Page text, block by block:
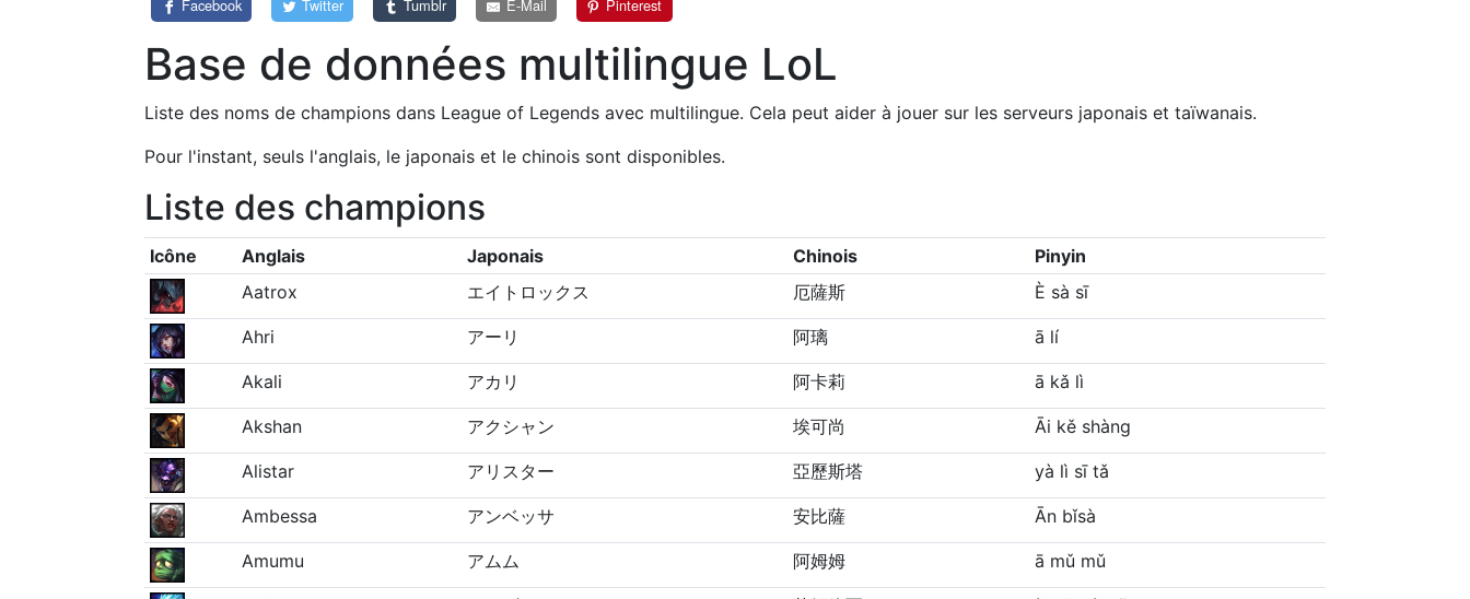
Facebook Twitter Tumblr E-Mail Pinterest
Base de données multilingue LoL
Liste des noms de champions dans League of Legends avec multilingue. Cela peut aider à jouer sur les serveurs japonais et taïwanais.
Pour l'instant, seuls l'anglais, le japonais et le chinois sont disponibles.
Liste des champions
Icône Anglais Japonais Chinois
Pinyin
Aatrox
エイトロックス 厄薩斯 È sà sī
Ahri アーリ 阿璃 ā lí
Akali アカリ 阿卡莉 ā kǎ lì
Akshan アクシャン 埃可尚 Āi kě shàng
Alistar アリスター 亞歷斯塔 yà lì sī tǎ
Ambessa アンベッサ 安比薩 Ān bǐsà
Amumu アムム 阿姆姆 ā mǔ mǔ